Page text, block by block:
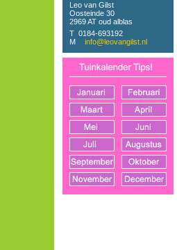
Leo van Gilst
Oosteinde 30
2969 AT oud alblas
T 0184-693192
M
info@leovangilst.nl